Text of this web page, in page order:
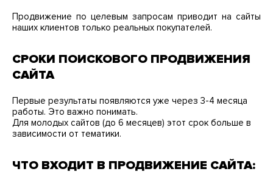
Продвижение по целевым запросам приводит на сайты
наших клиентов только реальных покупателей.
СРОКИ ПОИСКОВОГО ПРОДВИЖЕНИЯ
САЙТА
Первые результаты появляются уже через 3-4 месяца
работы. Это важно понимать.
Для молодых сайтов (до 6 месяцев) этот срок больше в
зависимости от тематики.
ЧТО ВХОДИТ В ПРОДВИЖЕНИЕ САЙТА: